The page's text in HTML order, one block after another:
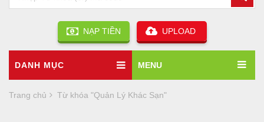
NẠP TIỀN UPLOAD
DANH MỤC MENU
Trang chủ Từ khóa "Quản Lý Khác Sạn"